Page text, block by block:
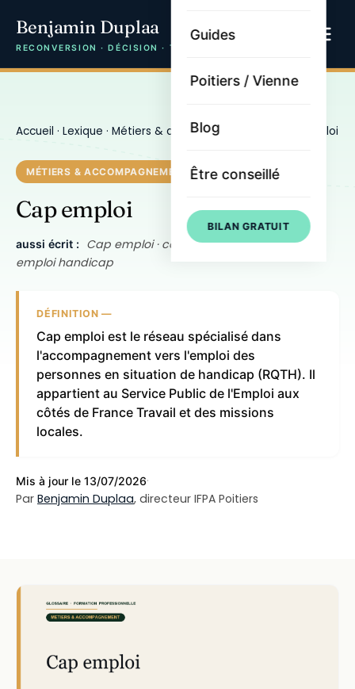
Benjamin Duplaa
RECONVERSION · DÉCISION · TRAJECTOIRE
Guides
Poitiers / Vienne
Blog
Être conseillé
BILAN GRATUIT
Accueil · Lexique · Métiers & accompagnement · Cap emploi
MÉTIERS & ACCOMPAGNEMENT
Cap emploi
aussi écrit :
Cap emploi · cap-emploi · service public
emploi handicap
DÉFINITION —
Cap emploi est le réseau spécialisé dans
l'accompagnement vers l'emploi des
personnes en situation de handicap (RQTH). Il
appartient au Service Public de l'Emploi aux
côtés de France Travail et des missions
locales.
Mis à jour le 13/07/2026·
Par Benjamin Duplaa, directeur IFPA Poitiers